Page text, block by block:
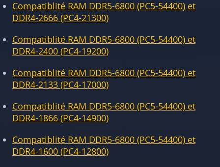
Compatiblité RAM DDR5-6800 (PC5-54400) et
DDR4-2666 (PC4-21300)
Compatiblité RAM DDR5-6800 (PC5-54400) et
DDR4-2400 (PC4-19200)
Compatiblité RAM DDR5-6800 (PC5-54400) et
DDR4-2133 (PC4-17000)
Compatiblité RAM DDR5-6800 (PC5-54400) et
DDR4-1866 (PC4-14900)
Compatiblité RAM DDR5-6800 (PC5-54400) et
DDR4-1600 (PC4-12800)